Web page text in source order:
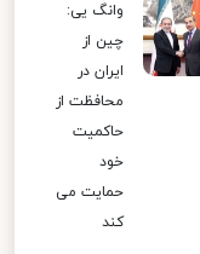
وانگ یی:
چین از
ایران در
محافظت از
حاکمیت
خود
حمایت می
کند